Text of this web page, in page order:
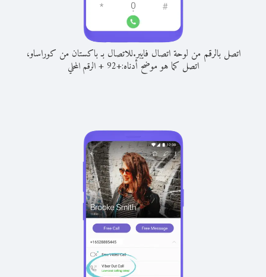
اتصل بالرقم من لوحة اتصال فايبر.للاتصال بـ باكستان من كوراساو،
اتصل كما هو موضح أدناه:+
92
+الرقم المحلي